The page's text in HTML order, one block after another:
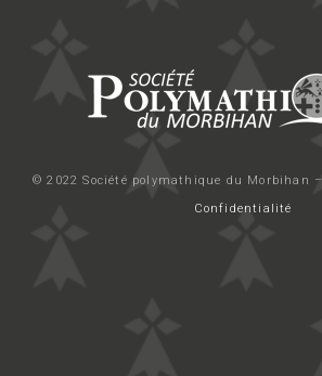
© 2022 Société polymathique du Morbihan –
Confidentialité